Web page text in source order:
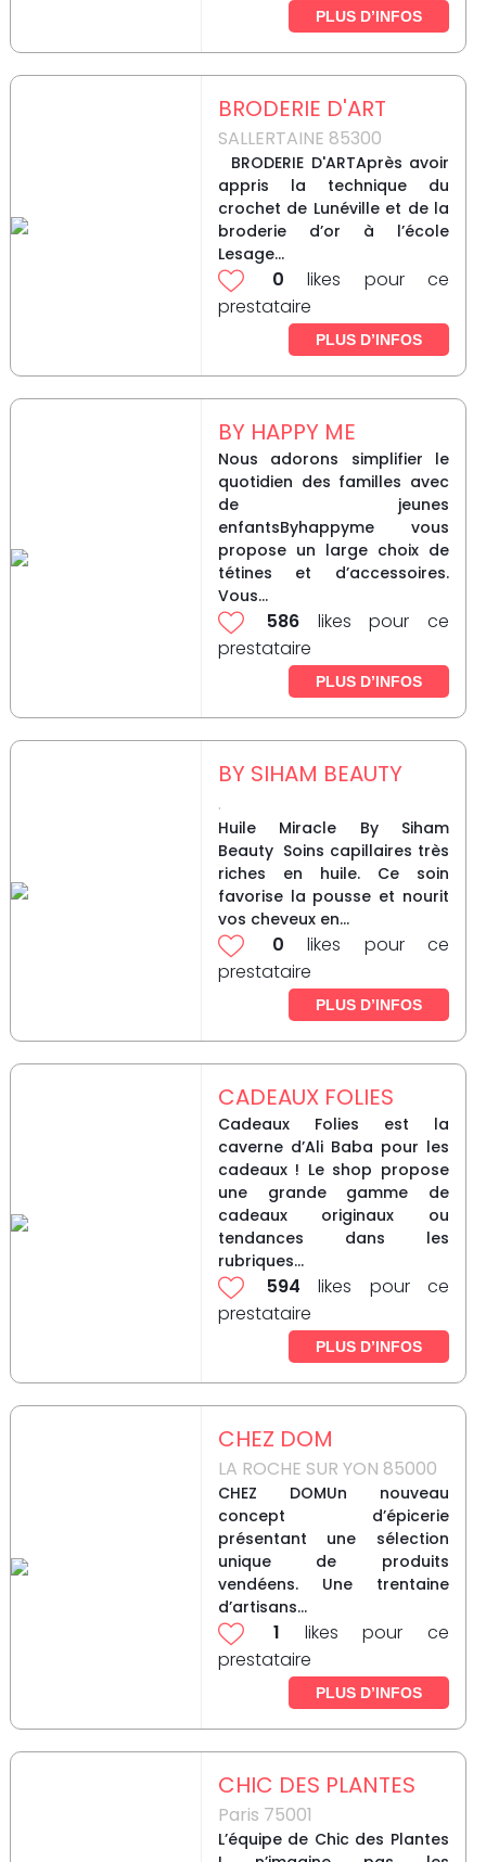
PLUS D’INFOS
BRODERIE D'ART
SALLERTAINE 85300
BRODERIE D'ARTAprès avoir
appris la technique du
crochet de Lunéville et de la
broderie d’or à l’école
Lesage...
0 likes pour ce
prestataire
PLUS D’INFOS
BY HAPPY ME
Nous adorons simplifier le
quotidien des familles avec
de jeunes
enfantsByhappyme vous
propose un large choix de
tétines et d’accessoires.
Vous...
586 likes pour ce
prestataire
PLUS D’INFOS
BY SIHAM BEAUTY
.
Huile Miracle By Siham
Beauty Soins capillaires très
riches en huile. Ce soin
favorise la pousse et nourit
vos cheveux en...
0 likes pour ce
prestataire
PLUS D’INFOS
CADEAUX FOLIES
Cadeaux Folies est la
caverne d’Ali Baba pour les
cadeaux ! Le shop propose
une grande gamme de
cadeaux originaux ou
tendances dans les
rubriques...
594 likes pour ce
prestataire
PLUS D’INFOS
CHEZ DOM
LA ROCHE SUR YON 85000
CHEZ DOMUn nouveau
concept d’épicerie
présentant une sélection
unique de produits
vendéens. Une trentaine
d’artisans...
1 likes pour ce
prestataire
PLUS D’INFOS
CHIC DES PLANTES
Paris 75001
L’équipe de Chic des Plantes